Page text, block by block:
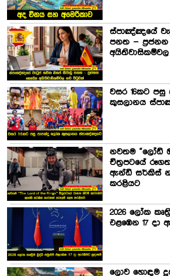
ස්පාඤ්ඤයේ
පනත –
වසර 16කට
කුසලානය
නවතම “ලෝඩ්
චිත්‍රපටයේ
ඇන්ඩි සර්කිස්
කරළියට
2026 ලෝක
එළඹෙන 17 දා
ලොව හොඳම